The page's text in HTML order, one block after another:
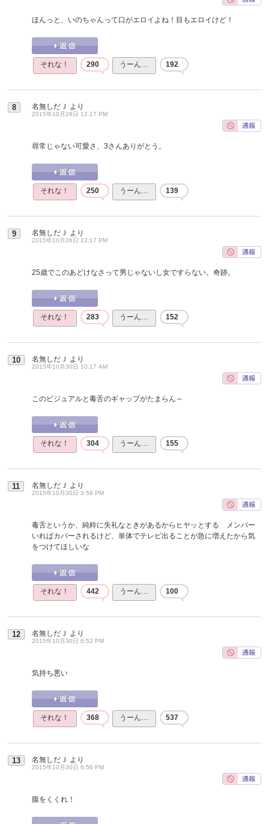
ほんっと、いのちゃんって口がエロイよね！目もエロイけど！
それな！ 290 うーん… 192
8 名無しだＪ より
2015年10月26日 12:17 PM
尋常じゃない可愛さ、3さんありがとう。
それな！ 250 うーん… 139
9 名無しだＪ より
2015年10月26日 12:17 PM
25歳でこのあどけなさって男じゃないし女ですらない。奇跡。
それな！ 283 うーん… 152
10 名無しだＪ より
2015年10月30日 10:17 AM
このビジュアルと毒舌のギャップがたまらん～
それな！ 304 うーん… 155
11 名無しだＪ より
2015年10月30日 3:59 PM
毒舌というか、純粋に失礼なときがあるからヒヤッとする メンバー
いればカバーされるけど、単体でテレビ出ることが急に増えたから気
をつけてほしいな
それな！ 442 うーん… 100
12 名無しだＪ より
2015年10月30日 6:52 PM
気持ち悪い
それな！ 368 うーん… 537
13 名無しだＪ より
2015年10月30日 6:56 PM
腹をくくれ！